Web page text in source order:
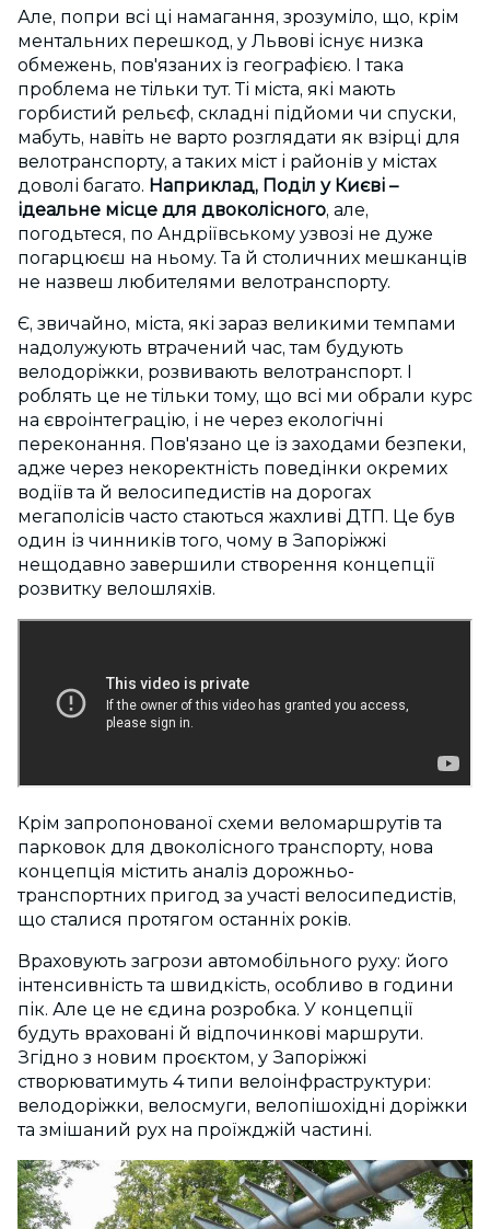
Але, попри всі ці намагання, зрозуміло, що, крім
ментальних перешкод, у Львові існує низка
обмежень, пов'язаних із географією. І така
проблема не тільки тут. Ті міста, які мають
горбистий рельєф, складні підйоми чи спуски,
мабуть, навіть не варто розглядати як взірці для
велотранспорту, а таких міст і районів у містах
доволі багато. Наприклад, Поділ у Києві –
ідеальне місце для двоколісного, але,
погодьтеся, по Андріївському узвозі не дуже
погарцюєш на ньому. Та й столичних мешканців
не назвеш любителями велотранспорту.
Є, звичайно, міста, які зараз великими темпами
надолужують втрачений час, там будують
велодоріжки, розвивають велотранспорт. І
роблять це не тільки тому, що всі ми обрали курс
на євроінтеграцію, і не через екологічні
переконання. Пов'язано це із заходами безпеки,
адже через некоректність поведінки окремих
водіїв та й велосипедистів на дорогах
мегаполісів часто стаються жахливі ДТП. Це був
один із чинників того, чому в Запоріжжі
нещодавно завершили створення концепції
розвитку велошляхів.
Крім запропонованої схеми веломаршрутів та
парковок для двоколісного транспорту, нова
концепція містить аналіз дорожньо-
транспортних пригод за участі велосипедистів,
що сталися протягом останніх років.
Враховують загрози автомобільного руху: його
інтенсивність та швидкість, особливо в години
пік. Але це не єдина розробка. У концепції
будуть враховані й відпочинкові маршрути.
Згідно з новим проєктом, у Запоріжжі
створюватимуть 4 типи велоінфраструктури:
велодоріжки, велосмуги, велопішохідні доріжки
та змішаний рух на проїжджій частині.